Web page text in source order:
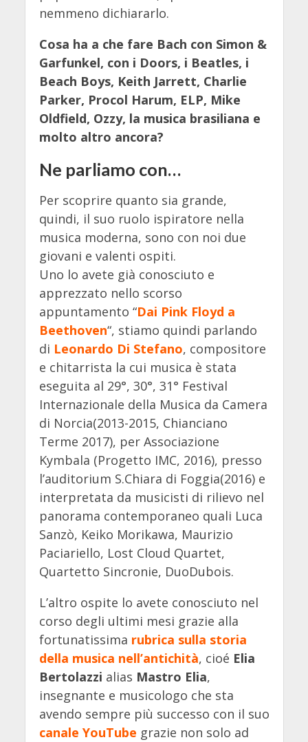
nemmeno dichiararlo.
Cosa ha a che fare Bach con Simon &
Garfunkel, con i Doors, i Beatles, i
Beach Boys, Keith Jarrett, Charlie
Parker, Procol Harum, ELP, Mike
Oldfield, Ozzy, la musica brasiliana e
molto altro ancora?
Ne parliamo con…
Per scoprire quanto sia grande,
quindi, il suo ruolo ispiratore nella
musica moderna, sono con noi due
giovani e valenti ospiti.
Uno lo avete già conosciuto e
apprezzato nello scorso
appuntamento “Dai Pink Floyd a
Beethoven“, stiamo quindi parlando
di Leonardo Di Stefano, compositore
e chitarrista la cui musica è stata
eseguita al 29°, 30°, 31° Festival
Internazionale della Musica da Camera
di Norcia(2013-2015, Chianciano
Terme 2017), per Associazione
Kymbala (Progetto IMC, 2016), presso
l’auditorium S.Chiara di Foggia(2016) e
interpretata da musicisti di rilievo nel
panorama contemporaneo quali Luca
Sanzò, Keiko Morikawa, Maurizio
Paciariello, Lost Cloud Quartet,
Quartetto Sincronie, DuoDubois.
L’altro ospite lo avete conosciuto nel
corso degli ultimi mesi grazie alla
fortunatissima rubrica sulla storia
della musica nell’antichità, cioé Elia
Bertolazzi alias Mastro Elia,
insegnante e musicologo che sta
avendo sempre più successo con il suo
canale YouTube grazie non solo ad